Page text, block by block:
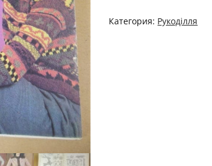
клубок
Выпуск
Категория: Рукоділля